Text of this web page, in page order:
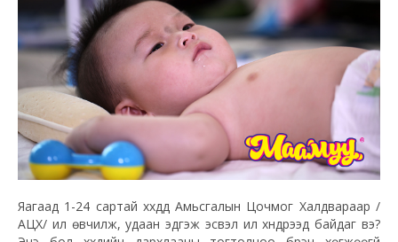
Яагаад 1-24 сартай хүүхдүүд Амьсгалын Цочмог Халдвараар /
АЦХ/ илүү өвчилж, удаан эдгэж эсвэл илүү хүндрээд байдаг вэ?